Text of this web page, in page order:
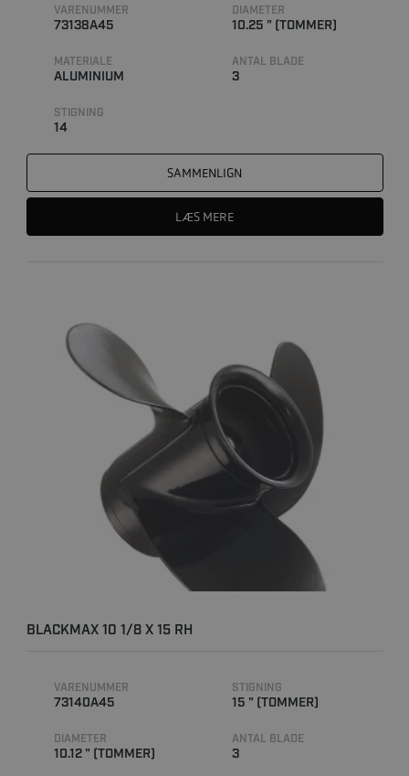
VARENUMMER
73138A45
DIAMETER
10.25 " (TOMMER)
MATERIALE
ALUMINIUM
ANTAL BLADE
3
STIGNING
14
SAMMENLIGN
LÆS MERE
BLACKMAX 10 1/8 X 15 RH
VARENUMMER
73140A45
STIGNING
15 " (TOMMER)
DIAMETER
10.12 " (TOMMER)
ANTAL BLADE
3